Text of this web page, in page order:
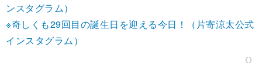
ンスタグラム）
※奇しくも29回目の誕生日を迎える今日！（片寄涼太公式
インスタグラム）
《》